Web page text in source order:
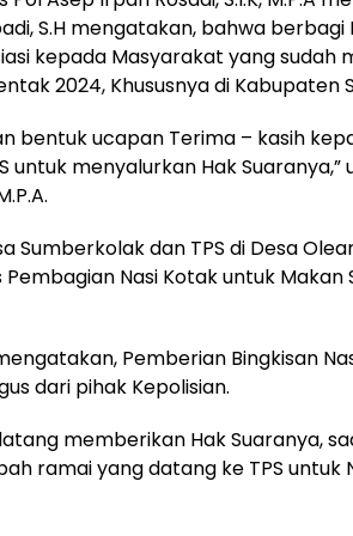
S.H mengatakan, bahwa berbagi
kepada Masyarakat yang sudah
2024, Khususnya di Kabupaten
bentuk ucapan Terima – kasih
menyalurkan Hak Suaranya,”
Sumberkolak dan TPS di Desa
Nasi Kotak untuk Makan
Pemberian Bingkisan
dari pihak Kepolisian.
memberikan Hak Suaranya,
ramai yang datang ke TPS untuk